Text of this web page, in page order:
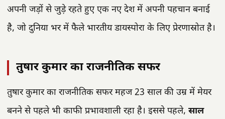
अपनी जड़ों से जुड़े रहते हुए एक नए देश में अपनी पहचान बनाई
है, जो दुनिया भर में फैले भारतीय डायस्पोरा के लिए प्रेरणास्रोत है।
तुषार कुमार का राजनीतिक सफर
तुषार कुमार का राजनीतिक सफर महज 23 साल की उम्र में मेयर
बनने से पहले भी काफी प्रभावशाली रहा है। इससे पहले, साल